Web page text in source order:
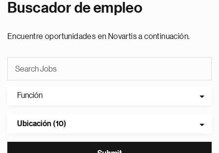
Buscador de empleo
Encuentre oportunidades en Novartis a continuación.
Función
Ubicación (10)